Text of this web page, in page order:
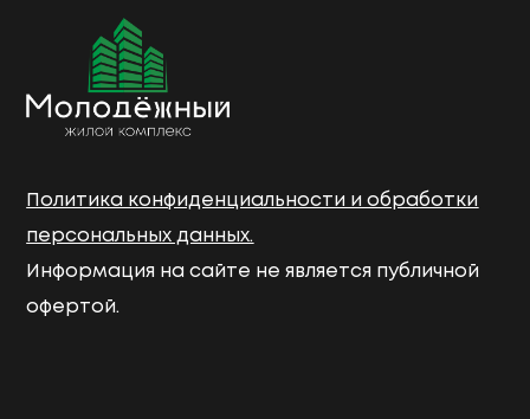
Политика конфиденциальности и обработки
персональных данных.
Информация на сайте не является публичной
офертой.